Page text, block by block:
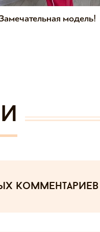
модель!
комментариев